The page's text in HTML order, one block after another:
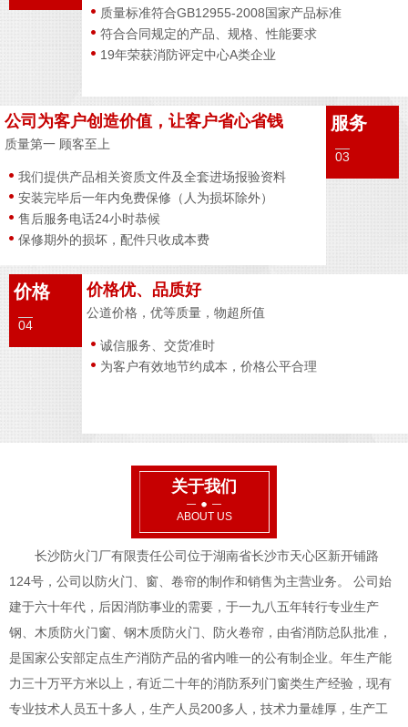
质量标准符合GB12955-2008国家产品标准
符合合同规定的产品、规格、性能要求
19年荣获消防评定中心A类企业
服务
03
公司为客户创造价值，让客户省心省钱
质量第一 顾客至上
我们提供产品相关资质文件及全套进场报验资料
安装完毕后一年内免费保修（人为损坏除外）
售后服务电话24小时恭候
保修期外的损坏，配件只收成本费
价格
04
价格优、品质好
公道价格，优等质量，物超所值
诚信服务、交货准时
为客户有效地节约成本，价格公平合理
关于我们
ABOUT US
长沙防火门厂有限责任公司位于湖南省长沙市天心区新开铺路
124号，公司以防火门、窗、卷帘的制作和销售为主营业务。 公司始
建于六十年代，后因消防事业的需要，于一九八五年转行专业生产
钢、木质防火门窗、钢木质防火门、防火卷帘，由省消防总队批准，
是国家公安部定点生产消防产品的省内唯一的公有制企业。年生产能
力三十万平方米以上，有近二十年的消防系列门窗类生产经验，现有
专业技术人员五十多人，生产人员200多人，技术力量雄厚，生产工